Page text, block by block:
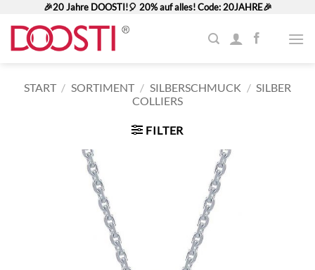
Inhalt
springen
🎉20 Jahre DOOSTI!🎈 20% auf alles! Code: 20JAHRE🎉
START / SORTIMENT / SILBERSCHMUCK / SILBER
COLLIERS
FILTER